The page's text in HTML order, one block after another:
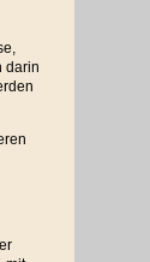
darin